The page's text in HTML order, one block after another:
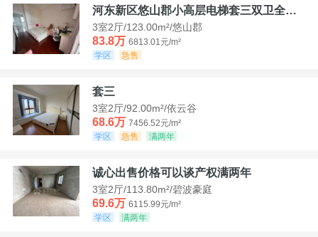
河东新区悠山郡小高层电梯套三双卫全装带家具家电
3室2厅/123.00m²/悠山郡
83.8万 6813.01元/m²
学区
急售
套三
3室2厅/92.00m²/依云谷
68.6万 7456.52元/m²
学区
急售 满两年
诚心出售价格可以谈产权满两年
3室2厅/113.80m²/碧波豪庭
69.6万 6115.99元/m²
学区
满两年